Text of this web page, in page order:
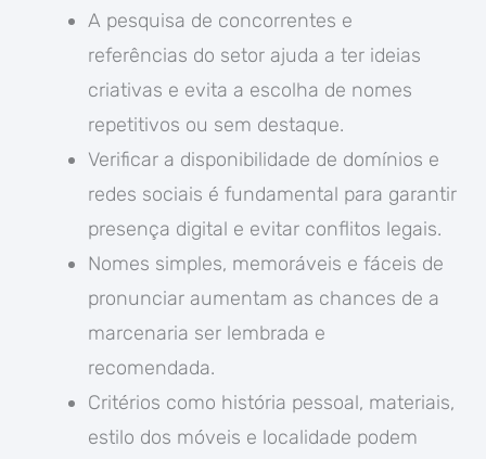
A pesquisa de concorrentes e
referências do setor ajuda a ter ideias
criativas e evita a escolha de nomes
repetitivos ou sem destaque.
Verificar a disponibilidade de domínios e
redes sociais é fundamental para garantir
presença digital e evitar conflitos legais.
Nomes simples, memoráveis e fáceis de
pronunciar aumentam as chances de a
marcenaria ser lembrada e
recomendada.
Critérios como história pessoal, materiais,
estilo dos móveis e localidade podem